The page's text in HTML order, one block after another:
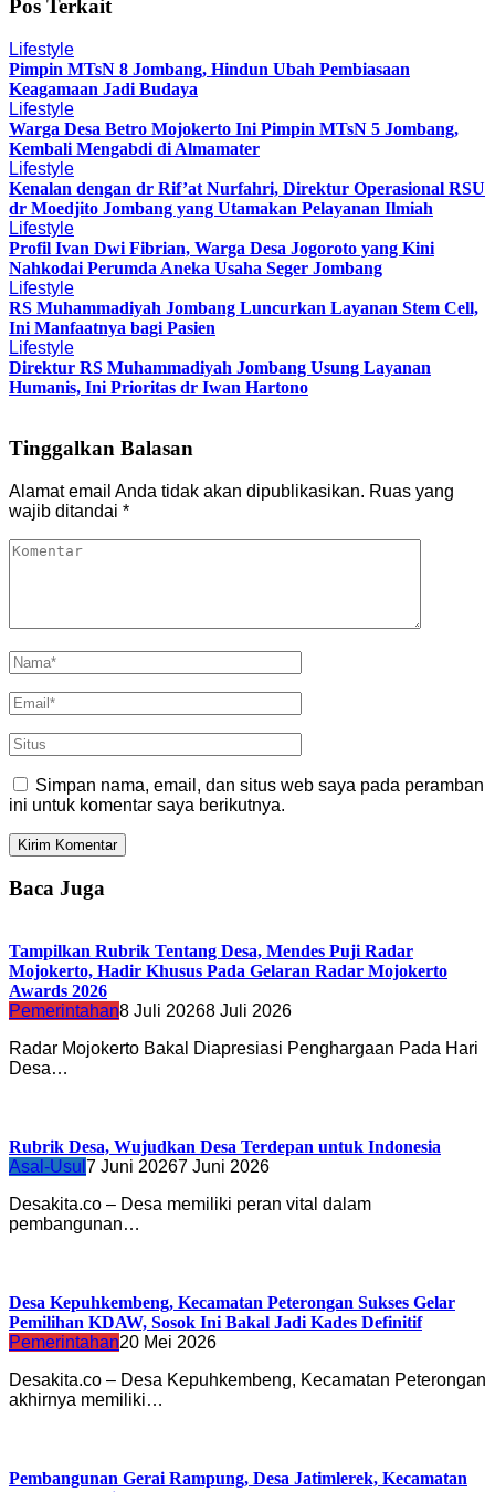
Pos Terkait
Lifestyle
Pimpin MTsN 8 Jombang, Hindun Ubah Pembiasaan
Keagamaan Jadi Budaya
Lifestyle
Warga Desa Betro Mojokerto Ini Pimpin MTsN 5 Jombang,
Kembali Mengabdi di Almamater
Lifestyle
Kenalan dengan dr Rif’at Nurfahri, Direktur Operasional RSU
dr Moedjito Jombang yang Utamakan Pelayanan Ilmiah
Lifestyle
Profil Ivan Dwi Fibrian, Warga Desa Jogoroto yang Kini
Nahkodai Perumda Aneka Usaha Seger Jombang
Lifestyle
RS Muhammadiyah Jombang Luncurkan Layanan Stem Cell,
Ini Manfaatnya bagi Pasien
Lifestyle
Direktur RS Muhammadiyah Jombang Usung Layanan
Humanis, Ini Prioritas dr Iwan Hartono
Tinggalkan Balasan
Alamat email Anda tidak akan dipublikasikan. Ruas yang
wajib ditandai *
Simpan nama, email, dan situs web saya pada peramban
ini untuk komentar saya berikutnya.
Baca Juga
Tampilkan Rubrik Tentang Desa, Mendes Puji Radar
Mojokerto, Hadir Khusus Pada Gelaran Radar Mojokerto
Awards 2026
Pemerintahan8 Juli 20268 Juli 2026
Radar Mojokerto Bakal Diapresiasi Penghargaan Pada Hari
Desa…
Rubrik Desa, Wujudkan Desa Terdepan untuk Indonesia
Asal-Usul 7 Juni 20267 Juni 2026
Desakita.co – Desa memiliki peran vital dalam
pembangunan…
Desa Kepuhkembeng, Kecamatan Peterongan Sukses Gelar
Pemilihan KDAW, Sosok Ini Bakal Jadi Kades Definitif
Pemerintahan20 Mei 2026
Desakita.co – Desa Kepuhkembeng, Kecamatan Peterongan
akhirnya memiliki…
Pembangunan Gerai Rampung, Desa Jatimlerek, Kecamatan